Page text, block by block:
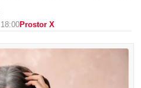
18:00Prostor X